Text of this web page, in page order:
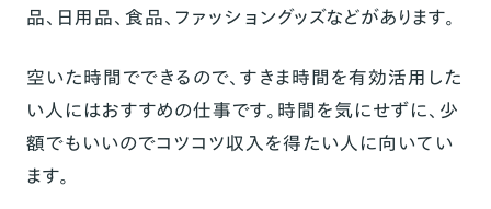
品、日用品、食品、ファッショングッズなどがあります。
空いた時間でできるので、すきま時間を有効活用した
い人にはおすすめの仕事です。時間を気にせずに、少
額でもいいのでコツコツ収入を得たい人に向いてい
ます。